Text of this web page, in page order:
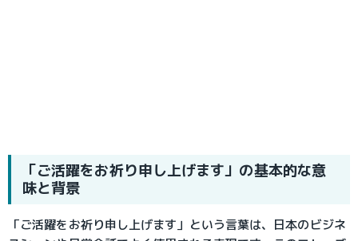
「ご活躍をお祈り申し上げます」の基本的な意
味と背景
「ご活躍をお祈り申し上げます」という言葉は、日本のビジネ